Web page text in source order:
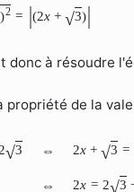
)2 = |(2x + √3)|
donc à résoudre
propriété de la
√3 ⇔ 2x + √3 =
⇔ 2x = 2√3